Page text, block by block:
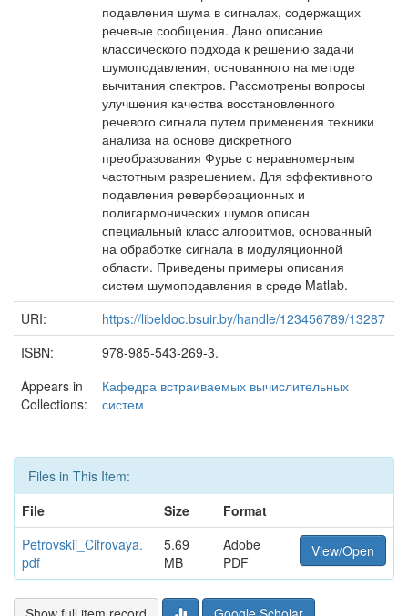
подавления шума в сигналах, содержащих
речевые сообщения. Дано описание
классического подхода к решению задачи
шумоподавления, основанного на методе
вычитания спектров. Рассмотрены вопросы
улучшения качества восстановленного
речевого сигнала путем применения техники
анализа на основе дискретного
преобразования Фурье с неравномерным
частотным разрешением. Для эффективного
подавления реверберационных и
полигармонических шумов описан
специальный класс алгоритмов, основанный
на обработке сигнала в модуляционной
области. Приведены примеры описания
систем шумоподавления в среде Matlab.
URI:
https://libeldoc.bsuir.by/handle/123456789/13287
ISBN:
978-985-543-269-3.
Appears in
Collections:
Кафедра встраиваемых вычислительных
систем
Files in This Item:
File
Size
Format
Petrovskii_Cifrovaya.
pdf
5.69
MB
Adobe
PDF
View/Open